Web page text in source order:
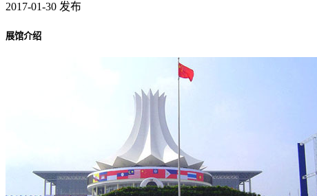
2017-01-30 发布
展馆介绍